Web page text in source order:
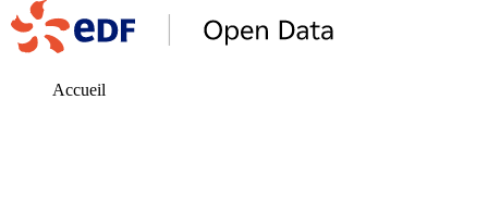
Accueil